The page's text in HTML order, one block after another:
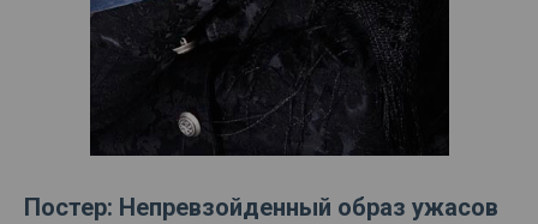
Постер: Непревзойденный образ ужасов